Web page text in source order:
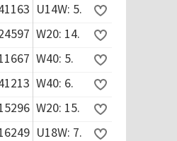
U14W: 5.
W20: 14.
W40: 5.
W40: 6.
W20: 15.
U18W: 7.